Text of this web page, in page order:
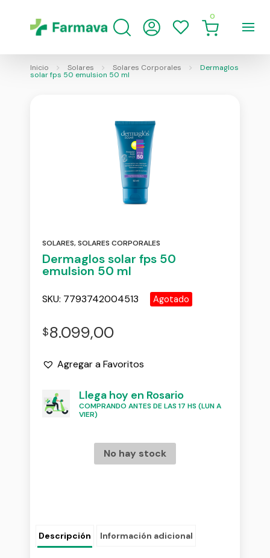
0
Inicio Solares Solares Corporales Dermaglos
solar fps 50 emulsion 50 ml
SOLARES,SOLARES CORPORALES
Dermaglos solar fps 50
emulsion 50 ml
SKU: 7793742004513 Agotado
$8.099,00
Agregar a Favoritos
Llega hoy en Rosario
COMPRANDO ANTES DE LAS 17 HS (LUN A
VIER)
No hay stock
Descripción Información adicional